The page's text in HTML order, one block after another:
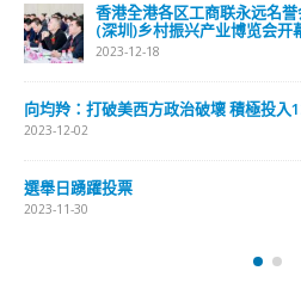
香港全港各区工商联永远名
(深圳)乡村振兴产业博览会开
2023-12-18
向均羚：打破美西方政治破壞 積極投入
2023-12-02
選舉日踴躍投票
2023-11-30